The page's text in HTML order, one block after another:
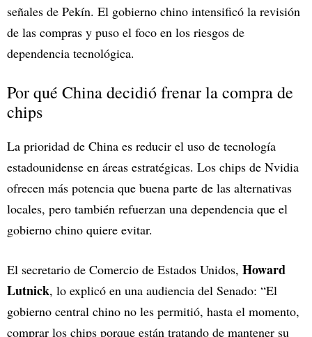
señales de Pekín. El gobierno chino intensificó la revisión
de las compras y puso el foco en los riesgos de
dependencia tecnológica.
Por qué China decidió frenar la compra de
chips
La prioridad de China es reducir el uso de tecnología
estadounidense en áreas estratégicas. Los chips de Nvidia
ofrecen más potencia que buena parte de las alternativas
locales, pero también refuerzan una dependencia que el
gobierno chino quiere evitar.
El secretario de Comercio de Estados Unidos, Howard
Lutnick, lo explicó en una audiencia del Senado: “El
gobierno central chino no les permitió, hasta el momento,
comprar los chips porque están tratando de mantener su